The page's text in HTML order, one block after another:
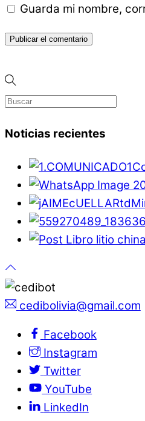
Guarda mi nombre,
Noticias recientes
cedibolivia@gmail.com
Facebook
Instagram
Twitter
YouTube
LinkedIn